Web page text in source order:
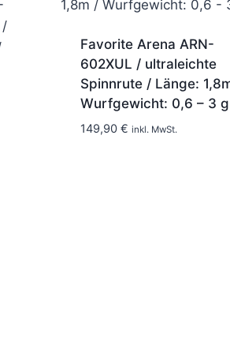
Favorite Arena ARN-
602XUL / ultraleichte
Spinnrute / Länge:
Wurfgewicht: 0,6 – 3
149,90 € inkl. MwSt.